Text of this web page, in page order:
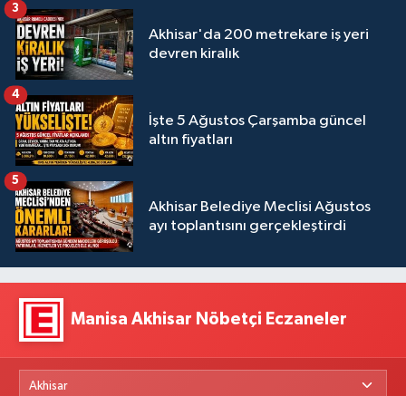
Akhisar'da 200 metrekare iş yeri
devren kiralık
3
İşte 5 Ağustos Çarşamba güncel
altın fiyatları
4
Akhisar Belediye Meclisi Ağustos
ayı toplantısını gerçekleştirdi
5
Manisa Akhisar Nöbetçi Eczaneler